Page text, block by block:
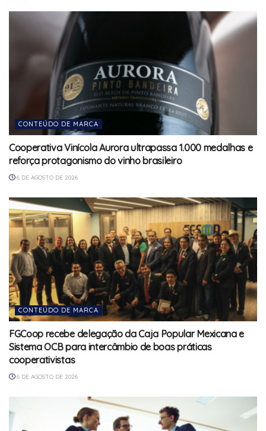
CONTEÚDO DE MARCA
Cooperativa Vinícola Aurora ultrapassa 1.000 medalhas e
reforça protagonismo do vinho brasileiro
6 DE AGOSTO DE 2026
CONTEÚDO DE MARCA
FGCoop recebe delegação da Caja Popular Mexicana e
Sistema OCB para intercâmbio de boas práticas
cooperativistas
6 DE AGOSTO DE 2026